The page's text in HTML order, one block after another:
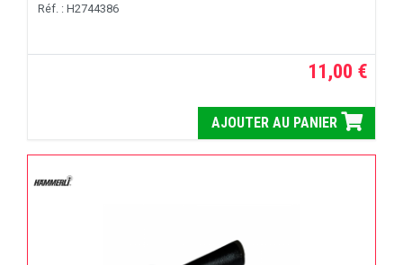
Réf. : H2744386
11,00 €
AJOUTER AU PANIER